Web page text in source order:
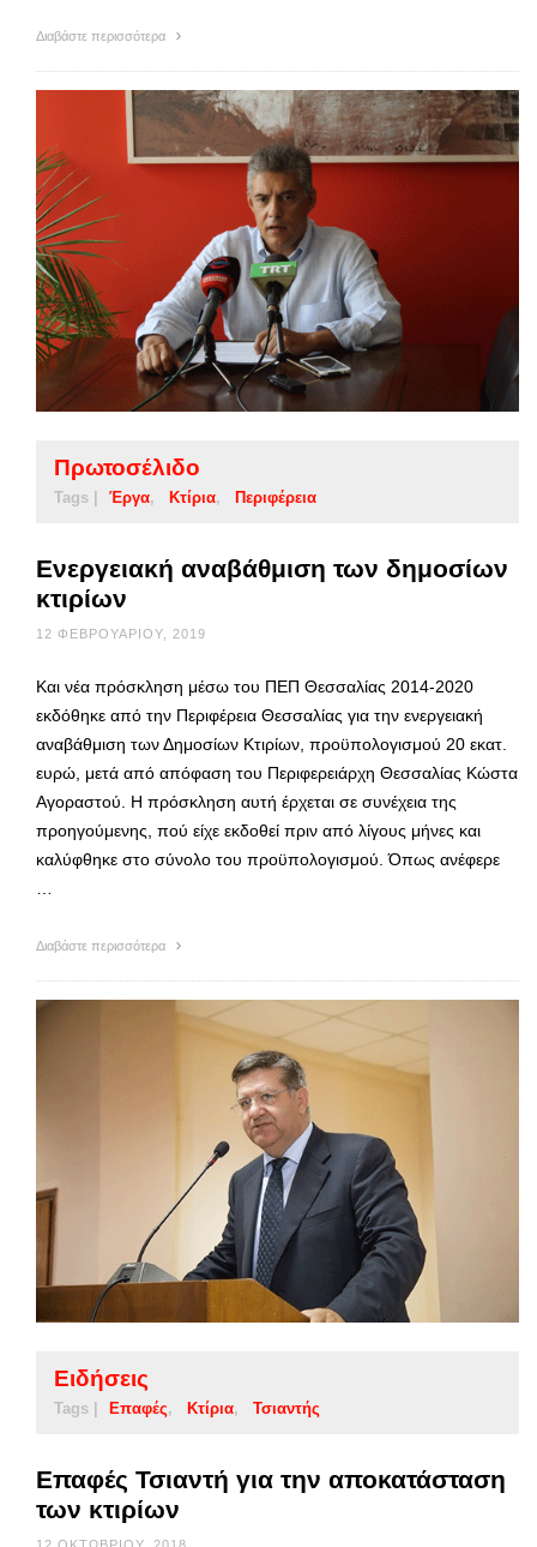
Διαβάστε περισσότερα
Πρωτοσέλιδο
Tags | Έργα Κτίρια Περιφέρεια
Ενεργειακή αναβάθμιση των δημοσίων
κτιρίων
12 ΦΕΒΡΟΥΑΡΊΟΥ, 2019
Και νέα πρόσκληση μέσω του ΠΕΠ Θεσσαλίας 2014-2020
εκδόθηκε από την Περιφέρεια Θεσσαλίας για την ενεργειακή
αναβάθμιση των Δημοσίων Κτιρίων, προϋπολογισμού 20 εκατ.
ευρώ, μετά από απόφαση του Περιφερειάρχη Θεσσαλίας Κώστα
Αγοραστού. Η πρόσκληση αυτή έρχεται σε συνέχεια της
προηγούμενης, πού είχε εκδοθεί πριν από λίγους μήνες και
καλύφθηκε στο σύνολο του προϋπολογισμού. Όπως ανέφερε
…
Διαβάστε περισσότερα
Ειδήσεις
Tags | Επαφές Κτίρια Τσιαντής
Επαφές Τσιαντή για την αποκατάσταση
των κτιρίων